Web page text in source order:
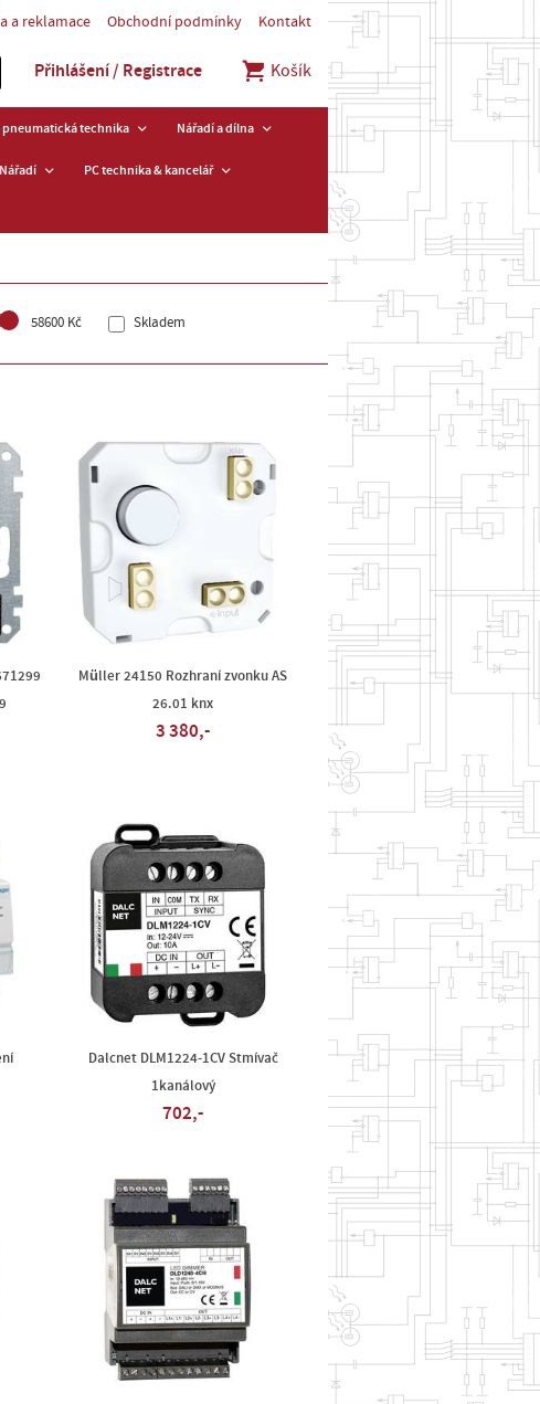
a reklamace Obchodní podmínky Kontakt
Přihlášení / Registrace Košík
pneumatická technika Nářadí a dílna
Nářadí PC technika & kancelář
58600 Kč Skladem
Müller 24150 Rozhraní zvonku AS
26.01 knx
3 380,-
Dalcnet DLM1224-1CV Stmívač
1kanálový
702,-